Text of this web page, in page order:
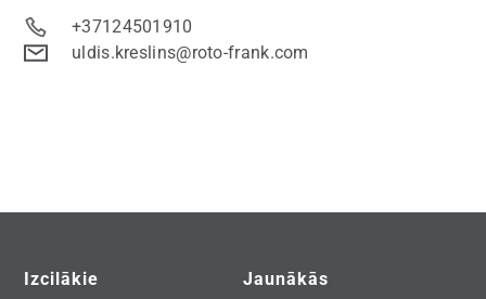
+37124501910
uldis.kreslins@roto-frank.com
Izcilākie Jaunākās